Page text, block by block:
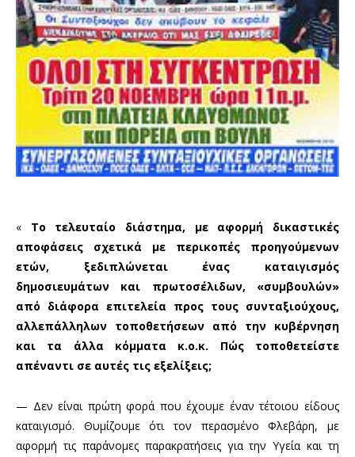
« Το τελευταίο διάστημα, με αφορμή δικαστικές
αποφάσεις σχετικά με περικοπές προηγούμενων
ετών, ξεδιπλώνεται ένας καταιγισμός
δημοσιευμάτων και πρωτοσέλιδων, «συμβουλών»
από διάφορα επιτελεία προς τους συνταξιούχους,
αλλεπάλληλων τοποθετήσεων από την κυβέρνηση
και τα άλλα κόμματα κ.ο.κ. Πώς τοποθετείστε
απέναντι σε αυτές τις εξελίξεις;
— Δεν είναι πρώτη φορά που έχουμε έναν τέτοιου είδους
καταιγισμό. Θυμίζουμε ότι τον περασμένο Φλεβάρη, με
αφορμή τις παράνομες παρακρατήσεις για την Υγεία και τη